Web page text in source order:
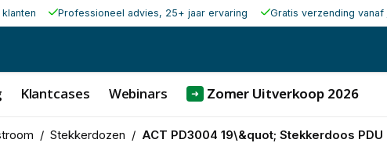
Professioneel advies, 25+ jaar ervaring Gratis verzending vanaf
Klantcases Webinars ➜ Zomer Uitverkoop 2026
/ Stekkerdozen / ACT PD3004 19\&quot; Stekkerdoos PDU